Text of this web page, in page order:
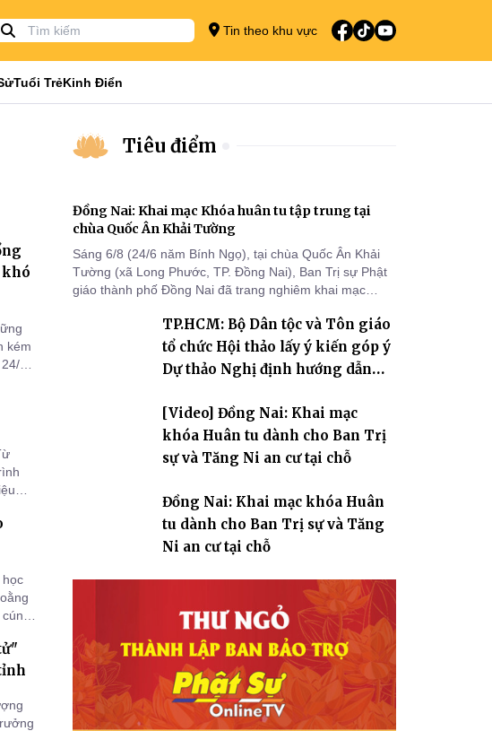
Tin theo khu vực
Tuổi TrẻKinh Điển
khó
kém
7
học
Tiêu điểm
Đồng Nai: Khai mạc Khóa huân tu tập trung tại
chùa Quốc Ân Khải Tường
Sáng 6/8 (24/6 năm Bính Ngọ), tại chùa Quốc Ân Khải
Tường (xã Long Phước, TP. Đồng Nai), Ban Trị sự Phật
giáo thành phố Đồng Nai đã trang nghiêm khai mạc
2570 dành cho chư Tăng hành giả an cư tại chỗ khu vực
VII, VIII và trường hạ chùa Quốc Ân Khải Tường.
TP.HCM: Bộ Dân tộc và Tôn giáo
tổ chức Hội thảo lấy ý kiến góp ý
Dự thảo Nghị định hướng dẫn
giáo
[Video] Đồng Nai: Khai mạc
khóa Huân tu dành cho Ban Trị
sự và Tăng Ni an cư tại chỗ
Đồng Nai: Khai mạc khóa Huân
tu dành cho Ban Trị sự và Tăng
Ni an cư tại chỗ